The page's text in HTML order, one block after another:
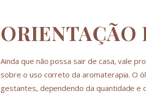
ORIENTAÇÃO
Ainda que não possa sair de casa, vale
sobre o uso correto da aromaterapia. O
gestantes, dependendo da quantidade e